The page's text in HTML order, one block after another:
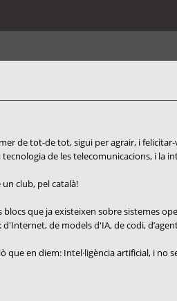
de tot-de tot, sigui per agrair, i
de les telecomunicacions, i la
club, pel català!
que ja existeixen sobre sistemes
de models d'IA, de codi,
en diem: Intel·ligència artificial, i no